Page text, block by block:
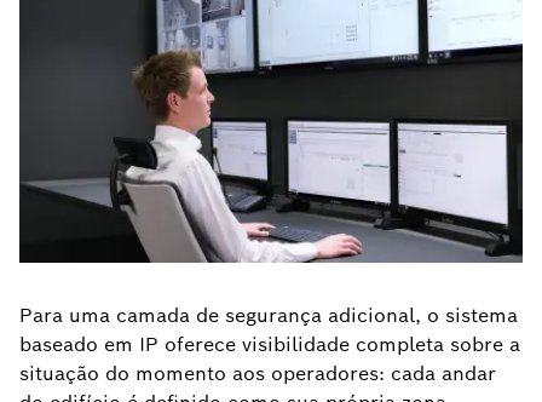
Para uma camada de segurança adicional, o sistema
baseado em IP oferece visibilidade completa sobre a
situação do momento aos operadores: cada andar